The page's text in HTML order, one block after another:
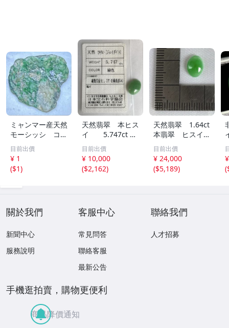
ミャンマー産天然
モーシッシ コス
モクロア 翡翠輝
石 原石20.16g^
^激レア石^ ^
目前出價
¥ 1
($1)
天然翡翠 本ヒス
イ 5.747ct 日
宝協ソーティン
グ ルース
天然ひすい
目前出價
¥ 10,000
($2,162)
天然翡翠 1.64ct
本翡翠 ヒスイ
ジェイダイト ル
ース
目前出價
¥ 24,000
($5,189)
(
關於我們
新聞中心
服務說明
客服中心
常見問答
聯絡客服
最新公告
聯絡我們
人才招募
手機逛拍賣，購物更便利
商品降價通知